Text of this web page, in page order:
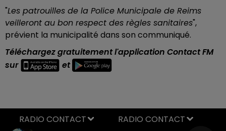
"Les patrouilles de la Police Municipale de Reims
veilleront au bon respect des règles sanitaires",
prévient la municipalité dans son communiqué.
Téléchargez gratuitement l'application Contact FM
sur
et
RADIO CONTACT